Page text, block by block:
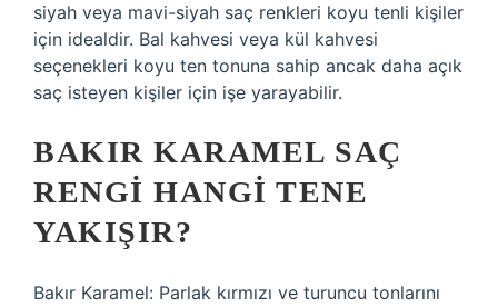
siyah veya mavi-siyah saç renkleri koyu tenli kişiler
için idealdir. Bal kahvesi veya kül kahvesi
seçenekleri koyu ten tonuna sahip ancak daha açık
saç isteyen kişiler için işe yarayabilir.
BAKIR KARAMEL SAÇ
RENGI HANGI TENE
YAKIŞIR?
Bakır Karamel: Parlak kırmızı ve turuncu tonlarını